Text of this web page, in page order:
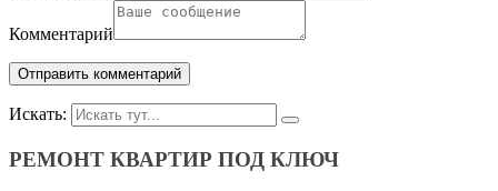
Комментарий
Искать:
РЕМОНТ КВАРТИР ПОД КЛЮЧ